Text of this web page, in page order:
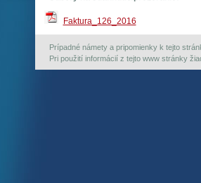
Faktura_126_2016
Prípadné námety a pripomienky k tejto
Pri použití informácií z tejto www stránky